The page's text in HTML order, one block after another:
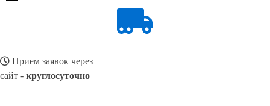
Прием заявок через
сайт - круглосуточно